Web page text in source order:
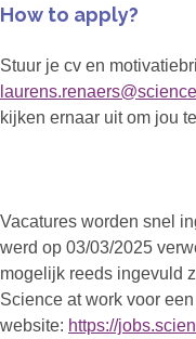
How to apply?
Stuur je cv en
kijken ernaar uit om jou
Vacatures worden snel
werd op 03/03/2025
mogelijk reeds ingevuld
Science at work voor
website: https://